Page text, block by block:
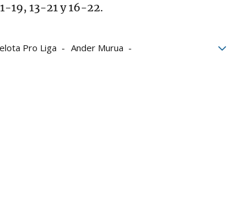
19, 13-21 y 16-22.
Pro Liga
Ander Murua